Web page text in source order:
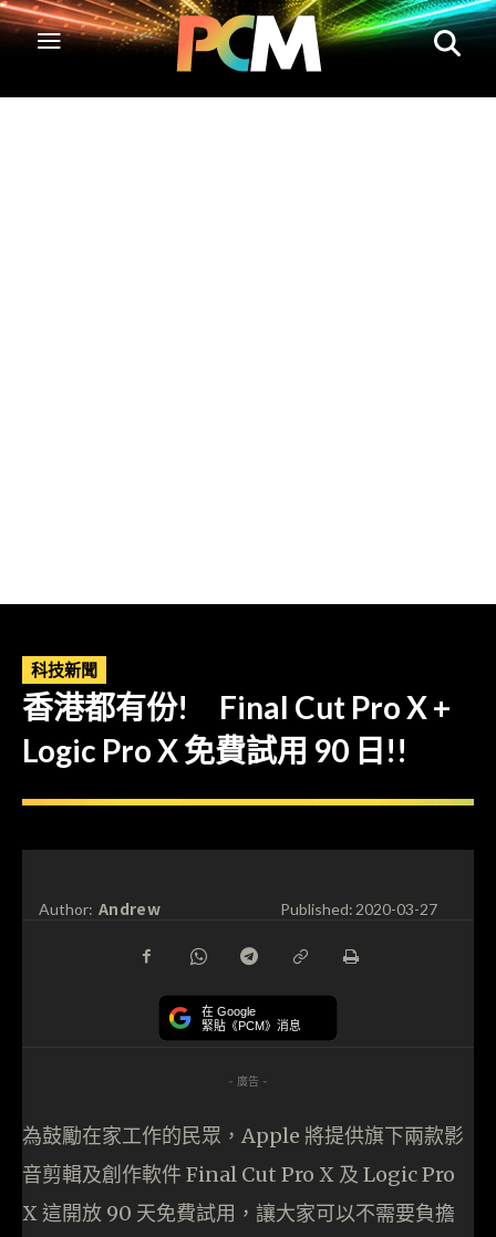
科技新聞
香港都有份! Final Cut Pro X +
Logic Pro X 免費試用 90 日!!
Author: Andrew Published:2020-03-27
在 Google
緊貼《PCM》消息
- 廣告 -
為鼓勵在家工作的民眾，Apple 將提供旗下兩款影
音剪輯及創作軟件 Final Cut Pro X 及 Logic Pro
X 這開放 90 天免費試用，讓大家可以不需要負擔